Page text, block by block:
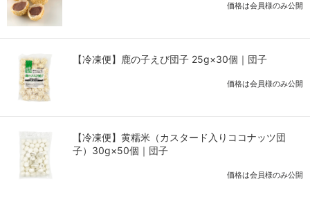
価格は会員様のみ公開
【冷凍便】鹿の子えび団子 25g×30個｜団子
価格は会員様のみ公開
【冷凍便】黄糯米（カスタード入りココナッツ団
子）30g×50個｜団子
価格は会員様のみ公開